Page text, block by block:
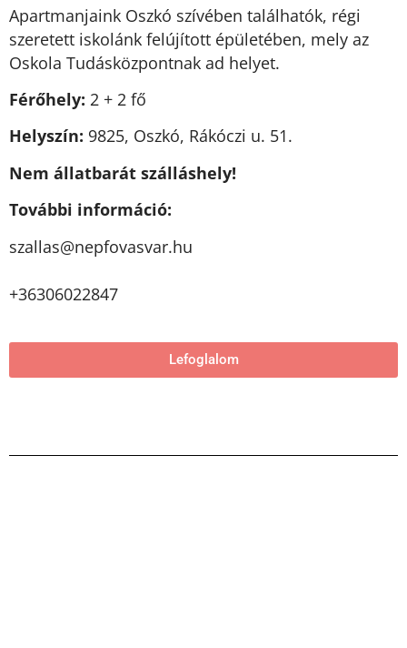
Apartmanjaink Oszkó szívében találhatók, régi
szeretett iskolánk felújított épületében, mely az
Oskola Tudásközpontnak ad helyet.
Férőhely: 2 + 2 fő
Helyszín: 9825, Oszkó, Rákóczi u. 51.
Nem állatbarát szálláshely!
További információ:
uh.ravsavofpen@sallazs
+36306022847
Lefoglalom